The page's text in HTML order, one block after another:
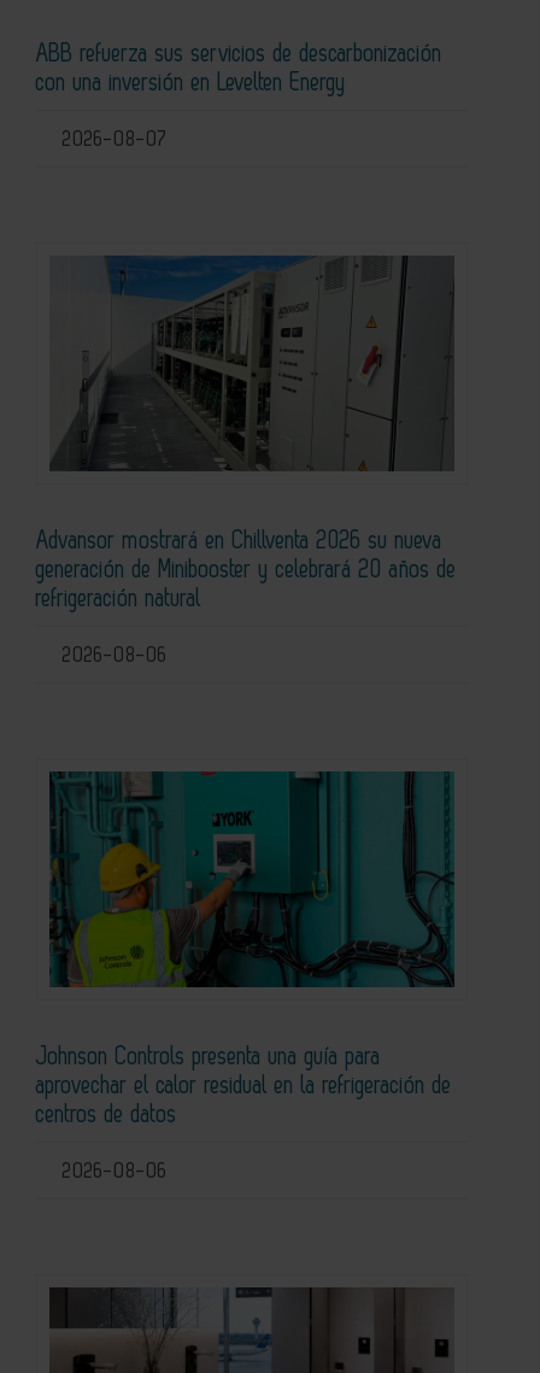
ABB refuerza sus servicios de descarbonización
con una inversión en Levelten Energy
2026-08-07
Advansor mostrará en Chillventa 2026 su nueva
generación de Minibooster y celebrará 20 años de
refrigeración natural
2026-08-06
Johnson Controls presenta una guía para
aprovechar el calor residual en la refrigeración de
centros de datos
2026-08-06